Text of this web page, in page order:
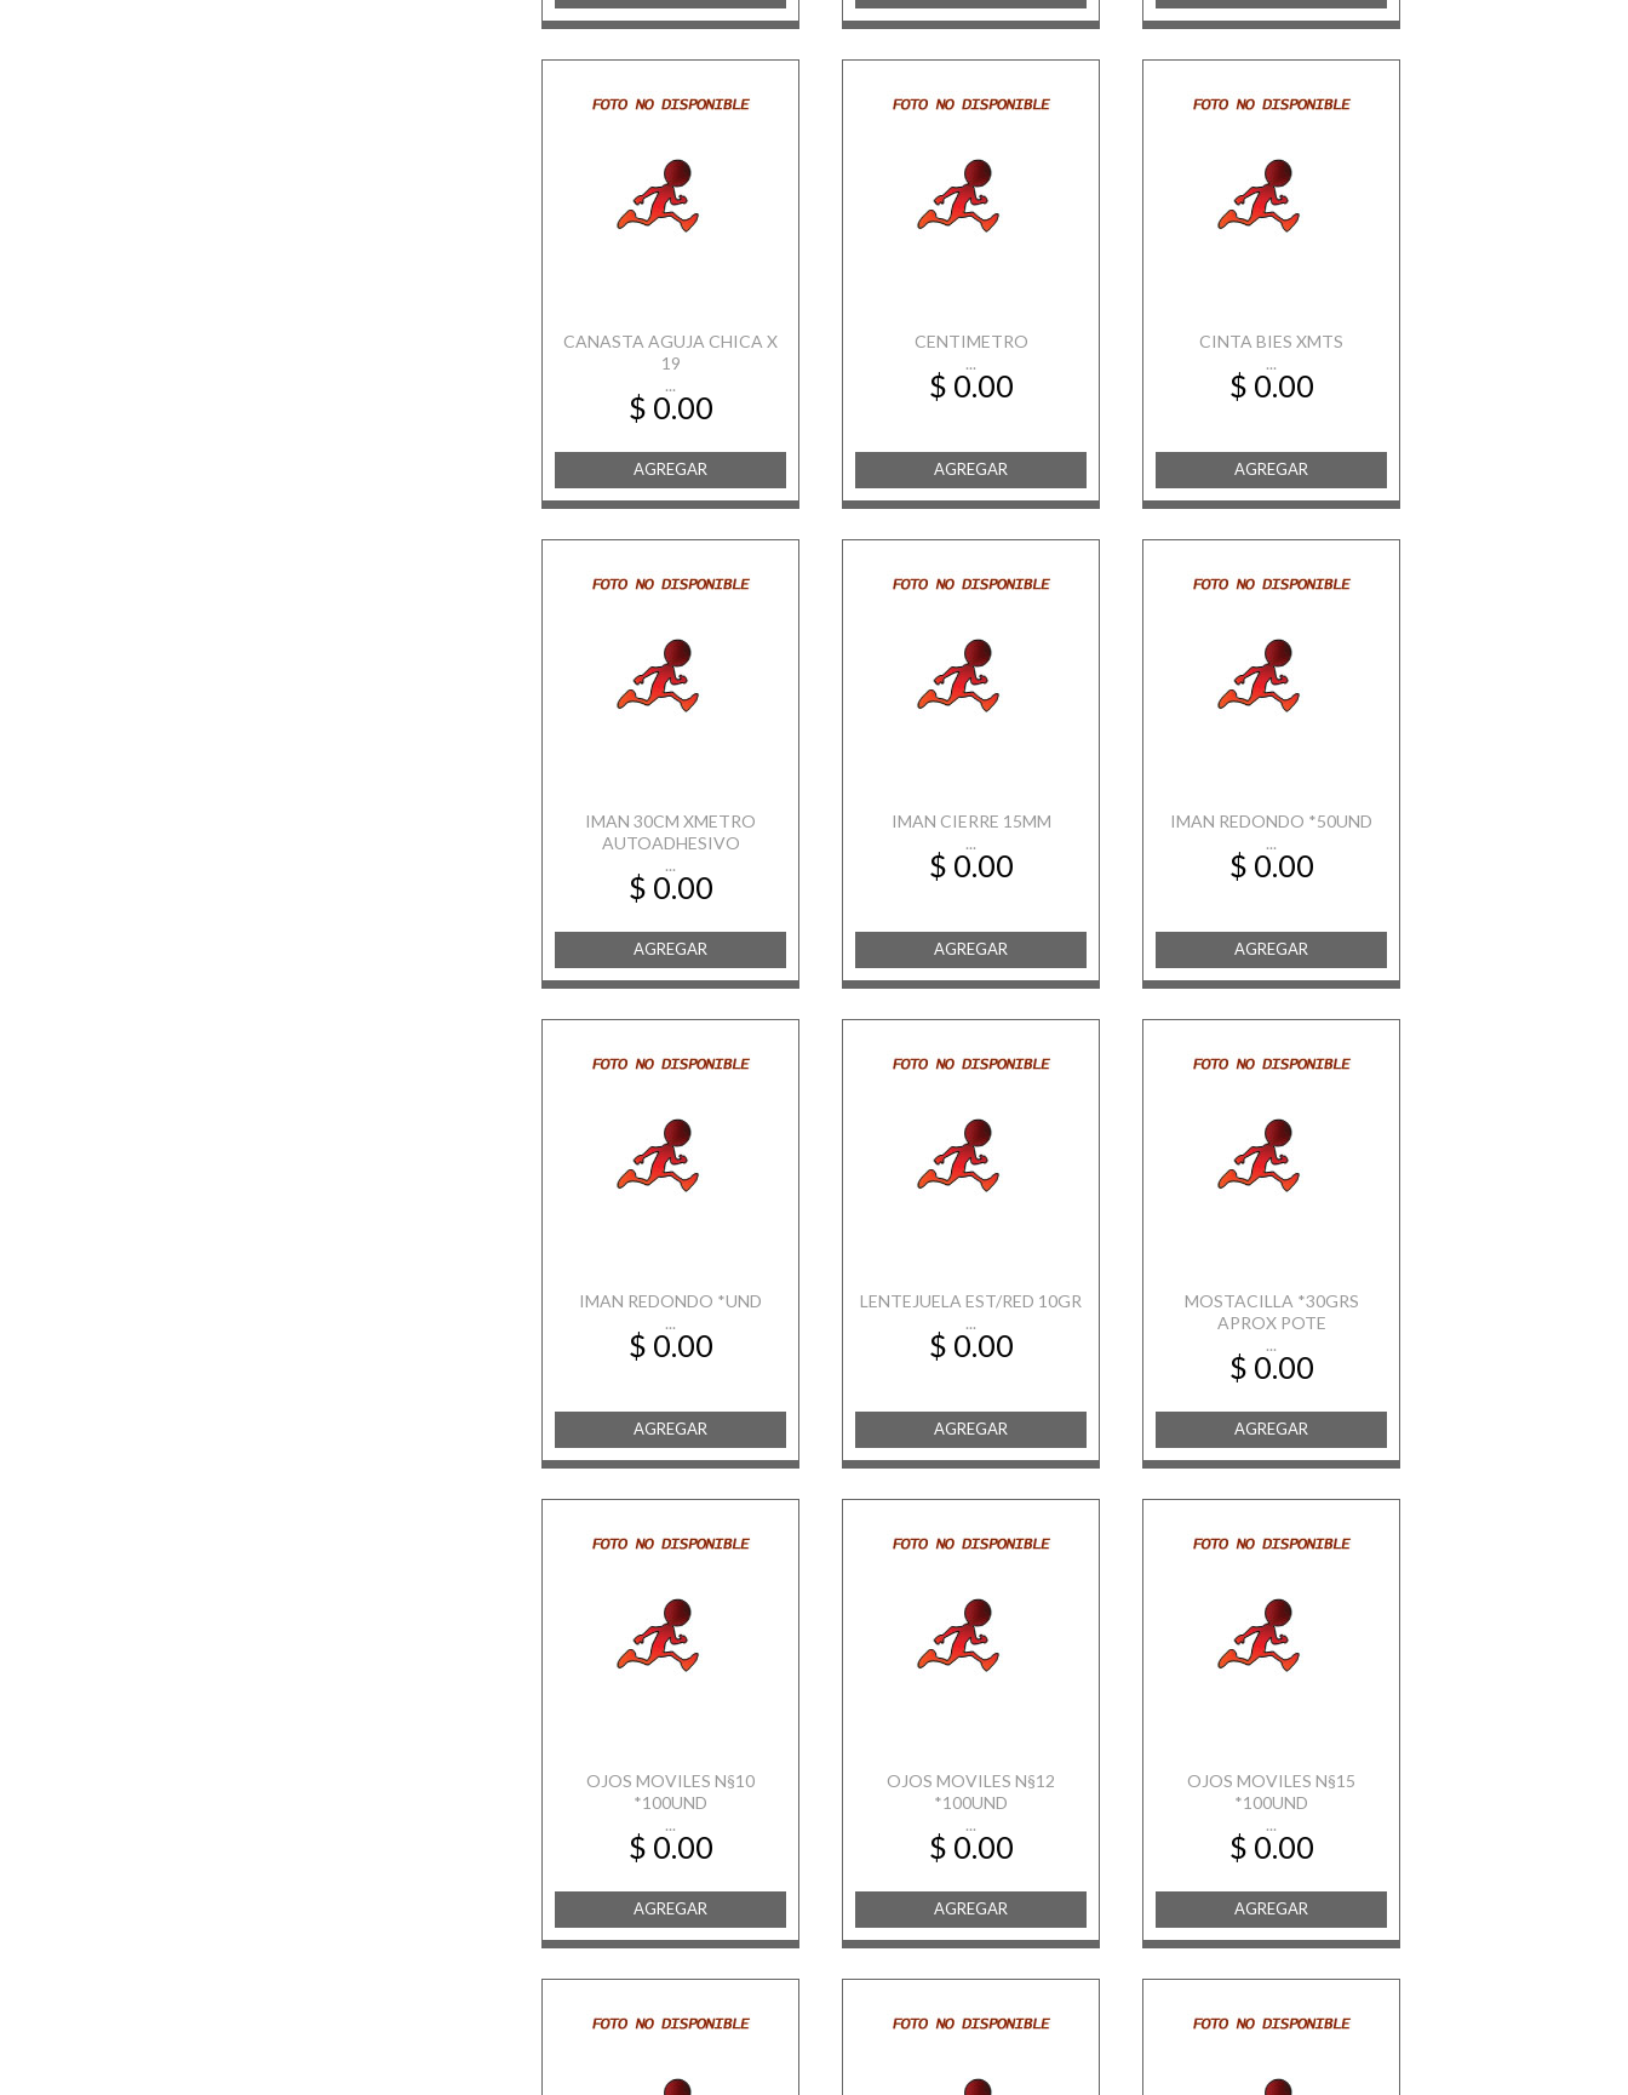
CANASTA AGUJA CHICA X
19
...
$ 0.00
AGREGAR
CENTIMETRO
...
$ 0.00
AGREGAR
CINTA BIES XMTS
...
$ 0.00
AGREGAR
IMAN 30CM XMETRO
AUTOADHESIVO
...
$ 0.00
AGREGAR
IMAN CIERRE 15MM
...
$ 0.00
AGREGAR
IMAN REDONDO *50UND
...
$ 0.00
AGREGAR
IMAN REDONDO *UND
...
$ 0.00
AGREGAR
LENTEJUELA EST/RED 10GR
...
$ 0.00
AGREGAR
MOSTACILLA *30GRS
APROX POTE
...
$ 0.00
AGREGAR
OJOS MOVILES N§10
*100UND
...
$ 0.00
AGREGAR
OJOS MOVILES N§12
*100UND
...
$ 0.00
AGREGAR
OJOS MOVILES N§15
*100UND
...
$ 0.00
AGREGAR